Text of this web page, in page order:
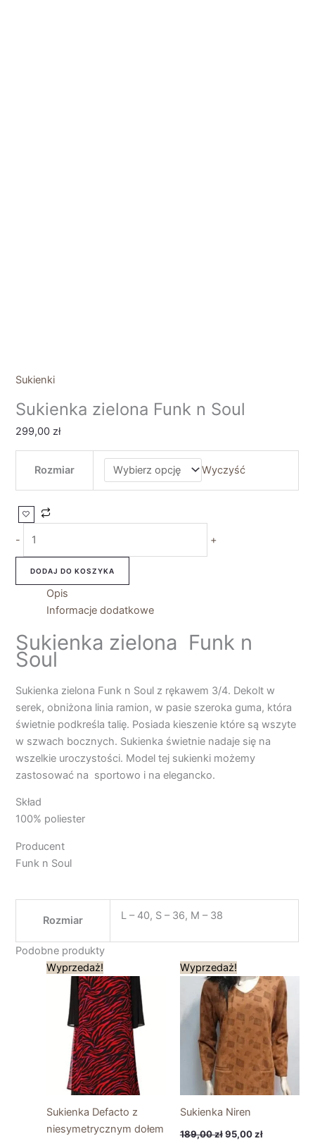
Sukienki
Sukienka zielona Funk n Soul
299,00zł
Rozmiar Wyczyść
- +
DODAJ DO KOSZYKA
Opis
Informacje dodatkowe
Sukienka zielona Funk n
Soul
Sukienka zielona Funk n Soul z rękawem 3/4. Dekolt w
serek, obniżona linia ramion, w pasie szeroka guma, która
świetnie podkreśla talię. Posiada kieszenie które są wszyte
w szwach bocznych. Sukienka świetnie nadaje się na
wszelkie uroczystości. Model tej sukienki możemy
zastosować na sportowo i na elegancko.
Skład
100% poliester
Producent
Funk n Soul
Rozmiar L – 40, S – 36, M – 38
Podobne produkty
Wyprzedaż!
Sukienka Defacto z
niesymetrycznym dołem
Pierwotna
cena
wynosiła:
220,00 zł.
cena
wynosi:
50,00 zł.
Wyprzedaż!
Sukienka Niren
189,00zł
Pierwotna
cena
wynosiła:
189,00 zł.
95,00zł
cena
wynosi:
95,00 zł.